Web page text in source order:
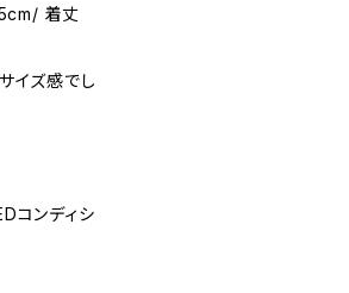
着丈
イズ感でし
ンディシ